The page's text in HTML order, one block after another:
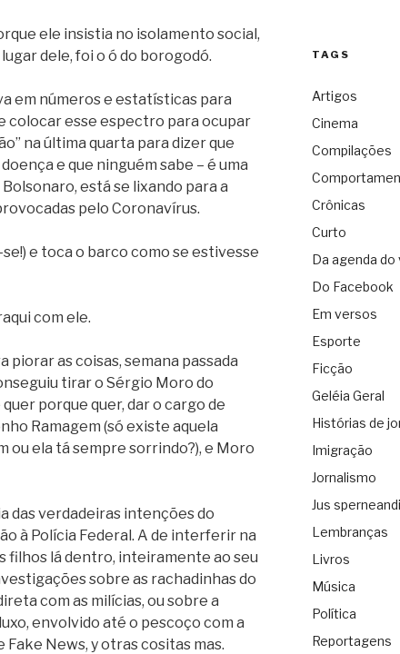
ele insistia no isolamento social,
dele, foi o ó do borogodó.
em números e estatísticas para
colocar esse espectro para ocupar
na última quarta para dizer que
e que ninguém sabe – é uma
está se lixando para a
pelo Coronavírus.
se!) e toca o barco como se estivesse
com ele.
piorar as coisas, semana passada
tirar o Sérgio Moro do
porque quer, dar o cargo de
Ramagem (só existe aquela
ou ela tá sempre sorrindo?), e Moro
das verdadeiras intenções do
à Polícia Federal. A de interferir na
filhos lá dentro, inteiramente ao seu
sobre as rachadinhas do
com as milícias, ou sobre a
envolvido até o pescoço com a
News, y otras cositas mas.
TAGS
Artigos
Cinema
Compilações
Crônicas
Curto
Da agenda do
Do Facebook
Em versos
Esporte
Ficção
Geléia Geral
Histórias de
Imigração
Jornalismo
Jus sperneandi
Lembranças
Livros
Música
Política
Reportagens